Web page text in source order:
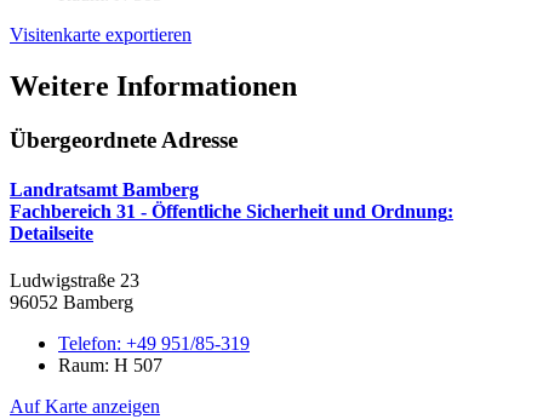
Visitenkarte exportieren
Weitere Informationen
Übergeordnete Adresse
Landratsamt Bamberg
Fachbereich 31 - Öffentliche Sicherheit und Ordnung:
Detailseite
Ludwigstraße 23
96052 Bamberg
Telefon: +49 951/85-319
Raum: H 507
Auf Karte anzeigen